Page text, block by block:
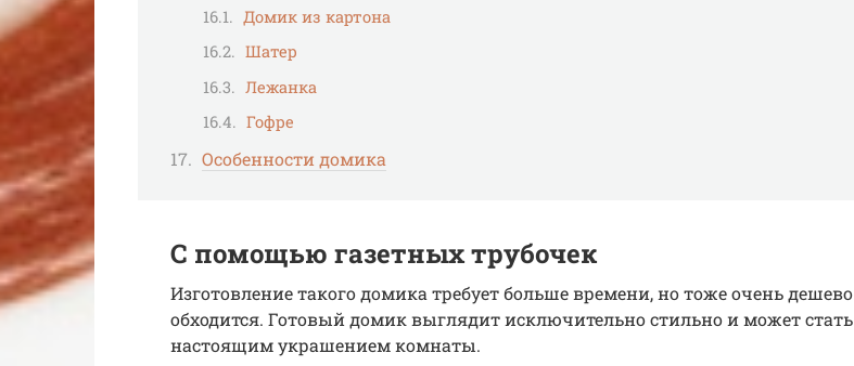
Домик из картона
Шатер
Лежанка
Гофре
Особенности домика
С помощью газетных трубочек
Изготовление такого домика требует больше времени, но тоже очень дешево
обходится. Готовый домик выглядит исключительно стильно и может стать
настоящим украшением комнаты.